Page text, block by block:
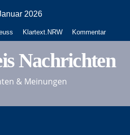
2026
Klartext.NRW Kommentar
Nachrichten
& Meinungen